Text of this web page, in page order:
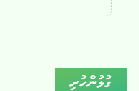
ގުޅުންހުރި